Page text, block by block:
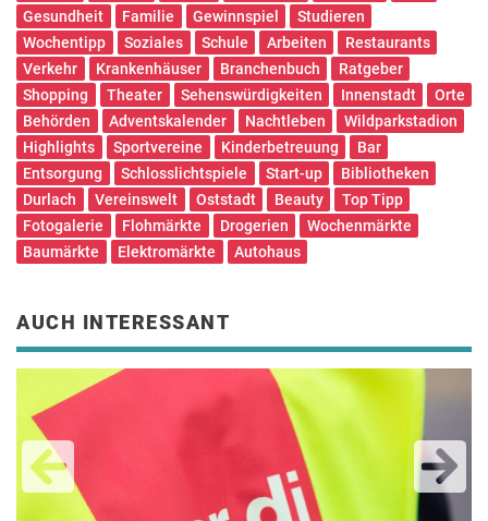
Gesundheit
Familie Gewinnspiel
Studieren
Wochentipp
Soziales Schule Arbeiten
Restaurants
Verkehr
Krankenhäuser Branchenbuch
Ratgeber
Shopping
Theater Sehenswürdigkeiten Innenstadt
Orte
Behörden
Adventskalender Nachtleben
Wildparkstadion
Highlights
Sportvereine Kinderbetreuung
Bar
Entsorgung
Schlosslichtspiele Start-up
Bibliotheken
Durlach
Vereinswelt Oststadt Beauty
Top Tipp
Fotogalerie
Flohmärkte Drogerien
Wochenmärkte
Baumärkte
Elektromärkte Autohaus
AUCH INTERESSANT